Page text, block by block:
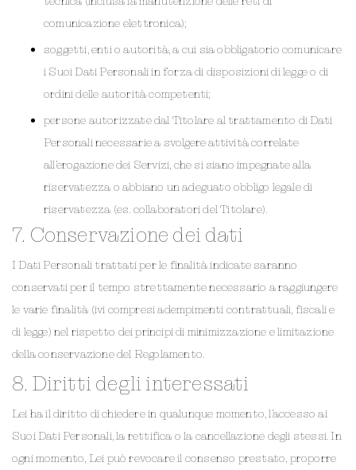
comunicazione elettronica);
soggetti, enti o autorità, a cui sia obbligatorio comunicare
i Suoi Dati Personali in forza di disposizioni di legge o di
ordini delle autorità competenti;
persone autorizzate dal Titolare al trattamento di Dati
Personali necessarie a svolgere attività correlate
all’erogazione dei Servizi, che si siano impegnate alla
riservatezza o abbiano un adeguato obbligo legale di
riservatezza (es. collaboratori del Titolare).
7. Conservazione dei dati
I Dati Personali trattati per le finalità indicate saranno
conservati per il tempo strettamente necessario a raggiungere
le varie finalità (ivi compresi adempimenti contrattuali, fiscali e
di legge) nel rispetto dei principi di minimizzazione e limitazione
della conservazione del Regolamento.
8. Diritti degli interessati
Lei ha il diritto di chiedere in qualunque momento, l’accesso ai
Suoi Dati Personali, la rettifica o la cancellazione degli stessi. In
ogni momento, Lei può revocare il consenso prestato, proporre